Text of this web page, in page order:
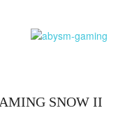
SNOW II